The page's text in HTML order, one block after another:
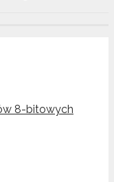
8-bitowych